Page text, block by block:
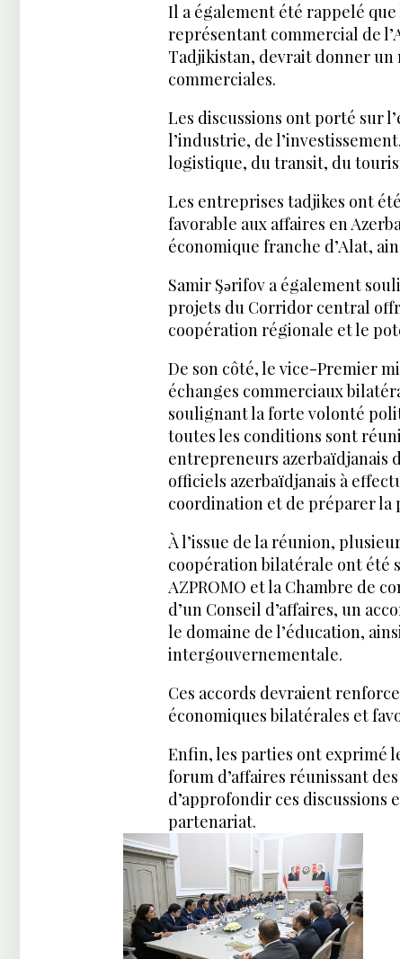
Il a également été rappelé
représentant commercial de
Tadjikistan, devrait donner un
commerciales.
Les discussions ont porté sur
l’industrie, de
logistique, du transit, du
Les entreprises tadjikes ont
favorable aux affaires en
économique franche d’Alat,
Samir Şərifov a également
projets du Corridor central
coopération régionale et le
De son côté, le vice-Premier
échanges commerciaux
soulignant la forte volonté
toutes les conditions sont
entrepreneurs azerbaïdjanais
officiels azerbaïdjanais à
coordination et de préparer la
À l’issue de la réunion,
coopération bilatérale ont été
AZPROMO et la Chambre de
d’un Conseil d’affaires, un
le domaine de l’éducation,
intergouvernementale.
Ces accords devraient
économiques bilatérales et
Enfin, les parties ont exprimé
forum d’affaires réunissant
d’approfondir ces
partenariat.